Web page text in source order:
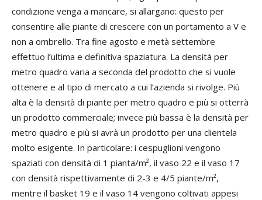
condizione venga a mancare, si allargano: questo per
consentire alle piante di crescere con un portamento a V e
non a ombrello. Tra fine agosto e metà settembre
effettuo l’ultima e definitiva spaziatura. La densità per
metro quadro varia a seconda del prodotto che si vuole
ottenere e al tipo di mercato a cui l’azienda si rivolge. Più
alta è la densità di piante per metro quadro e più si otterrà
un prodotto commerciale; invece più bassa è la densità per
metro quadro e più si avrà un prodotto per una clientela
molto esigente. In particolare: i cespuglioni vengono
spaziati con densità di 1 pianta/m², il vaso 22 e il vaso 17
con densità rispettivamente di 2-3 e 4/5 piante/m²,
mentre il basket 19 e il vaso 14 vengono coltivati appesi